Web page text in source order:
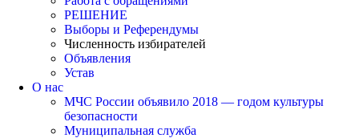
РЕШЕНИЕ
Выборы и Референдумы
Численность избирателей
Объявления
Устав
О нас
МЧС России объявило 2018 — годом культуры
безопасности
Муниципальная служба